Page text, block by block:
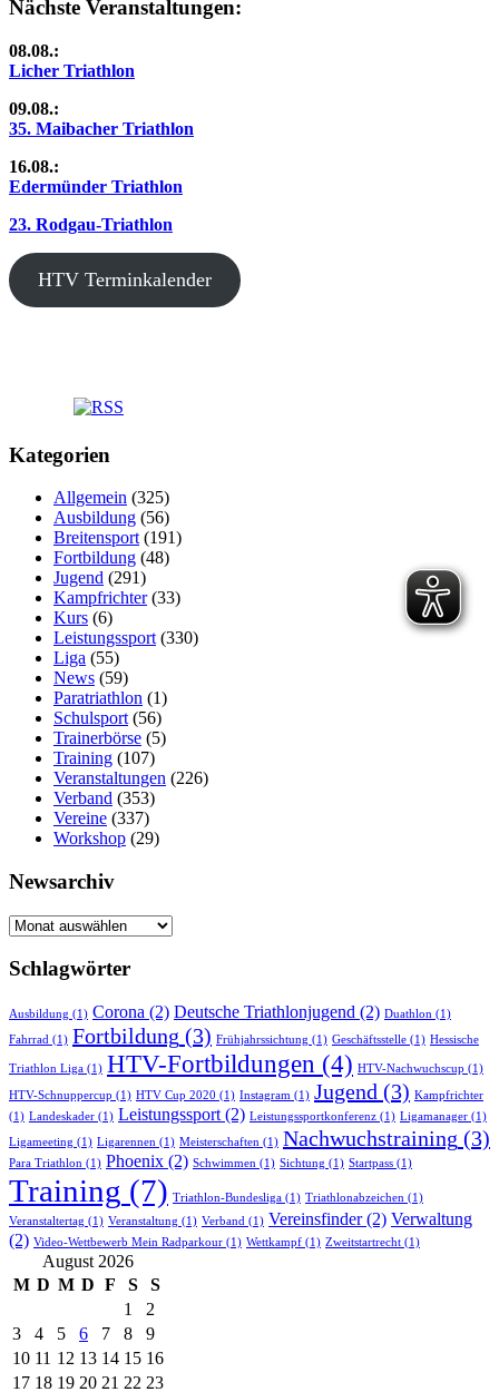
Nächste Veranstaltungen:
08.08.:
Licher Triathlon
09.08.:
35. Maibacher Triathlon
16.08.:
Edermünder Triathlon
23. Rodgau-Triathlon
HTV Terminkalender
Kategorien
Allgemein (325)
Ausbildung (56)
Breitensport (191)
Fortbildung (48)
Jugend (291)
Kampfrichter(33)
Kurs (6)
Leistungssport (330)
Liga (55)
News (59)
Paratriathlon (1)
Schulsport (56)
Trainerbörse (5)
Training (107)
Veranstaltungen (226)
Verband (353)
Vereine (337)
Workshop (29)
Newsarchiv
Newsarchiv
Schlagwörter
Ausbildung (1) Corona (2) Deutsche Triathlonjugend (2) Duathlon (1)
Fahrrad (1) Fortbildung (3) Frühjahrssichtung (1) Geschäftsstelle (1) Hessische
Triathlon Liga (1) HTV-Fortbildungen (4) HTV-Nachwuchscup (1)
HTV-Schnuppercup (1) HTV Cup 2020 (1) Instagram (1) Jugend (3) Kampfrichter
(1) Landeskader (1) Leistungssport(2) Leistungssportkonferenz (1) Ligamanager (1)
Ligameeting (1) Ligarennen (1) Meisterschaften (1) Nachwuchstraining (3)
Para Triathlon (1) Phoenix (2) Schwimmen (1) Sichtung (1) Startpass (1)
Training (7) Triathlon-Bundesliga (1) Triathlonabzeichen (1)
Veranstaltertag (1) Veranstaltung (1) Verband (1) Vereinsfinder(2) Verwaltung
(2) Video-Wettbewerb Mein Radparkour (1) Wettkampf (1) Zweitstartrecht (1)
August 2026
M D M D F S
S
1
2
3
4 5 6 7 8
9
10 11 12 13 14 15 16
17 18 19 20 21 22 23